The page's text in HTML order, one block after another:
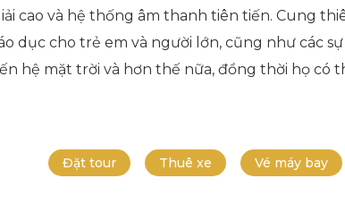
cao và hệ thống âm thanh tiên tiến. Cung
dục cho trẻ em và người lớn, cũng như các
hệ mặt trời và hơn thế nữa, đồng thời họ
Đặt tour Thuê xe Vé máy bay